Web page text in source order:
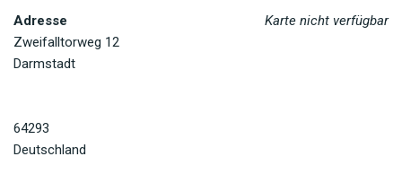
Karte nicht verfügbar
Adresse
Zweifalltorweg 12
Darmstadt
64293
Deutschland